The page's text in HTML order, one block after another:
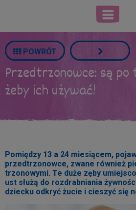
POWRÓT
Przedtrzonowce: są po
żeby ich używać!
Pomiędzy 13 a 24 miesiącem,
przedtrzonowce, zwane również
trzonowymi. Te duże zęby
ust służą do rozdrabniania
dziecku odkryć żucie i cieszyć się